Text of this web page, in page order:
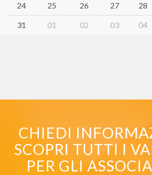
24 25 26 27 28
31 01 02 03 04
CHIEDI
SCOPRI TUTTI I
PER GLI